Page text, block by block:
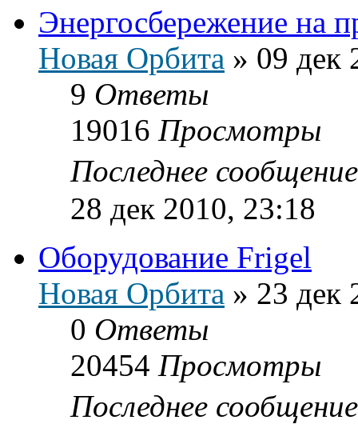
Энергосбережение на
Новая Орбита » 09 дек
9 Ответы
19016 Просмотры
Последнее
28 дек 2010, 23:18
Оборудование Frigel
Новая Орбита » 23 дек
0 Ответы
20454 Просмотры
Последнее